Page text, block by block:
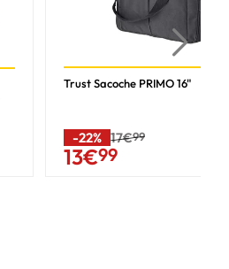
Trust Sacoche PRIMO 16"
-22% 17€99
13€99